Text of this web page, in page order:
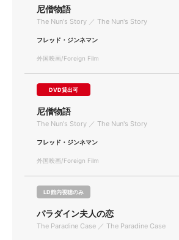
尼僧物語
The Nun's Story ／ The Nun's Story
フレッド・ジンネマン
外国映画/Foreign Film
DVD貸出可
尼僧物語
The Nun's Story ／ The Nun's Story
フレッド・ジンネマン
外国映画/Foreign Film
LD館内視聴のみ
パラダイン夫人の恋
The Paradine Case ／ The Paradine Case